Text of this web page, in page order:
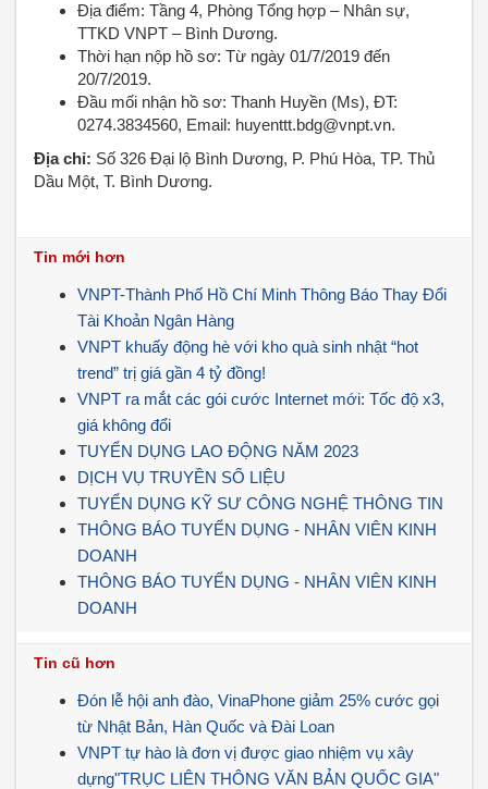
Địa điểm: Tầng 4, Phòng Tổng hợp – Nhân sự,
TTKD VNPT – Bình Dương.
Thời hạn nộp hồ sơ: Từ ngày 01/7/2019 đến
20/7/2019.
Đầu mối nhận hồ sơ: Thanh Huyền (Ms), ĐT:
0274.3834560, Email: huyenttt.bdg@vnpt.vn.
Địa chỉ: Số 326 Đại lộ Bình Dương, P. Phú Hòa, TP. Thủ
Dầu Một, T. Bình Dương.
Tin mới hơn
VNPT-Thành Phố Hồ Chí Minh Thông Báo Thay Đổi
Tài Khoản Ngân Hàng
VNPT khuấy động hè với kho quà sinh nhật “hot
trend” trị giá gần 4 tỷ đồng!
VNPT ra mắt các gói cước Internet mới: Tốc độ x3,
giá không đổi
TUYỂN DỤNG LAO ĐỘNG NĂM 2023
DỊCH VỤ TRUYỀN SỐ LIỆU
TUYỂN DỤNG KỸ SƯ CÔNG NGHỆ THÔNG TIN
THÔNG BÁO TUYỂN DỤNG - NHÂN VIÊN KINH
DOANH
THÔNG BÁO TUYỂN DỤNG - NHÂN VIÊN KINH
DOANH
Tin cũ hơn
Đón lễ hội anh đào, VinaPhone giảm 25% cước gọi
từ Nhật Bản, Hàn Quốc và Đài Loan
VNPT tự hào là đơn vị được giao nhiệm vụ xây
dựng"TRỤC LIÊN THÔNG VĂN BẢN QUỐC GIA"